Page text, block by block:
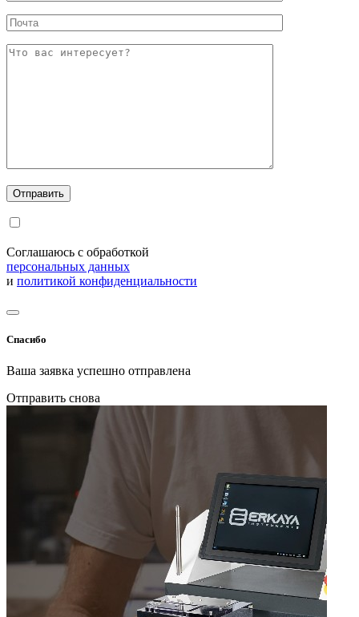
Соглашаюсь с обработкой
персональных данных
и политикой конфиденциальности
Спасибо
Ваша заявка успешно отправлена
Отправить снова